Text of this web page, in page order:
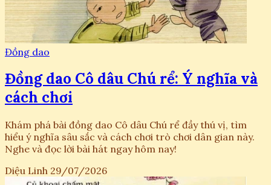
Đồng dao
Đồng dao Cô dâu Chú rể: Ý nghĩa và
cách chơi
Khám phá bài đồng dao Cô dâu Chú rể đầy thú vị, tìm
hiểu ý nghĩa sâu sắc và cách chơi trò chơi dân gian này.
Nghe và đọc lời bài hát ngay hôm nay!
Diệu Linh 29/07/2026